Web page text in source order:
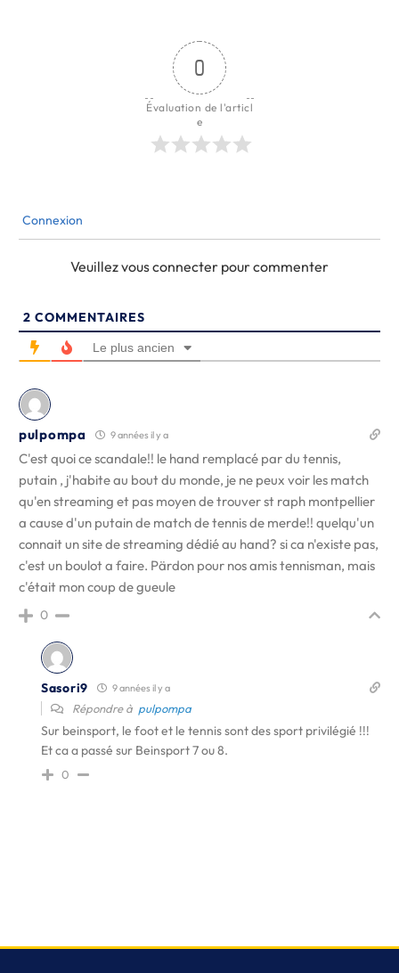
0
Évaluation de l'articl
e
Connexion
Veuillez vous connecter pour commenter
2 COMMENTAIRES
Le plus ancien
pulpompa 9 années il y a
C'est quoi ce scandale!! le hand remplacé par du tennis,
putain , j'habite au bout du monde, je ne peux voir les match
qu'en streaming et pas moyen de trouver st raph montpellier
a cause d'un putain de match de tennis de merde!! quelqu'un
connait un site de streaming dédié au hand? si ca n'existe pas,
c'est un boulot a faire. Pärdon pour nos amis tennisman, mais
c'était mon coup de gueule
0
Sasori9 9 années il y a
Répondre à pulpompa
Sur beinsport, le foot et le tennis sont des sport privilégié !!!
Et ca a passé sur Beinsport 7 ou 8.
0